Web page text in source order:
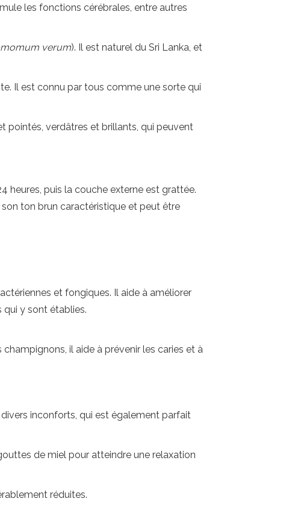
les fonctions cérébrales, entre autres
verum). Il est naturel du Sri Lanka, et
Il est connu par tous comme une sorte qui
pointés, verdâtres et brillants, qui peuvent
heures, puis la couche externe est grattée.
ton brun caractéristique et peut être
et fongiques. Il aide à améliorer
qui y sont établies.
il aide à prévenir les caries et à
inconforts, qui est également parfait
de miel pour atteindre une relaxation
réduites.